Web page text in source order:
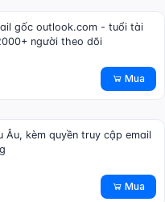
gốc outlook.com - tuổi tài
người theo dõi
Mua
Âu, kèm quyền truy cập email
Mua